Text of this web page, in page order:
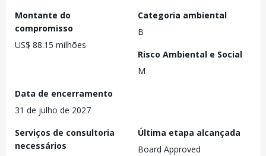
Montante do
compromisso
US$ 88.15 milhões
Categoria ambiental
B
Risco Ambiental e Social
M
Data de encerramento
31 de julho de 2027
Serviços de consultoria
necessários
Última etapa alcançada
Board Approved